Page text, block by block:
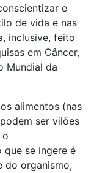
e
de vida e nas
inclusive, feito
em Câncer,
Mundial da
alimentos (nas
ser vilões
o
que se ingere é
do organismo,